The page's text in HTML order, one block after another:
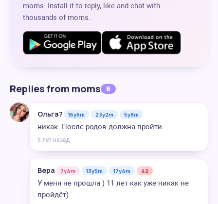
moms. Install it to reply, like and chat with
thousands of moms.
Replies from moms 8
Ольга? 16y6m 23y2m 5y8m
никак. После родов должна пройти.
6 лет назад
Вера 7y4m 13y5m 17y4m 42
У меня не прошла ) 11 лет как уже никак не
пройдёт)